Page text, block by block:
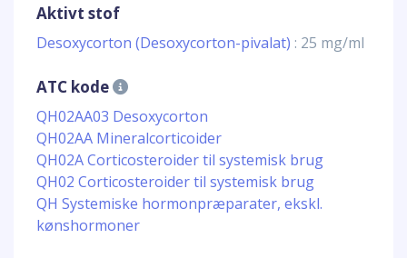
Aktivt stof
Desoxycorton (Desoxycorton-pivalat) : 25 mg/ml
ATC kode
QH02AA03 Desoxycorton
QH02AA Mineralcorticoider
QH02A Corticosteroider til systemisk brug
QH02 Corticosteroider til systemisk brug
QH Systemiske hormonpræparater, ekskl.
kønshormoner